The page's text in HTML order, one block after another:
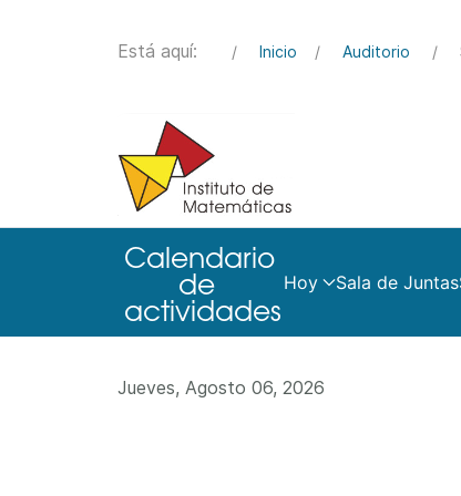
Está aquí: Inicio Auditorio
Hoy Sala de Juntas
Jueves, Agosto 06, 2026